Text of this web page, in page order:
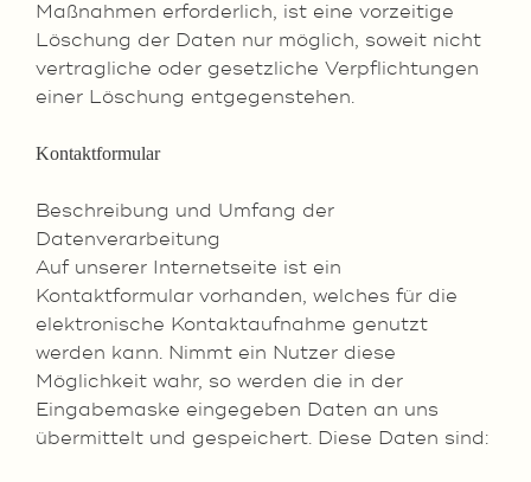
Maßnahmen erforderlich, ist eine vorzeitige
Löschung der Daten nur möglich, soweit nicht
vertragliche oder gesetzliche Verpflichtungen
einer Löschung entgegenstehen.
Kontaktformular
Beschreibung und Umfang der
Datenverarbeitung
Auf unserer Internetseite ist ein
Kontaktformular vorhanden, welches für die
elektronische Kontaktaufnahme genutzt
werden kann. Nimmt ein Nutzer diese
Möglichkeit wahr, so werden die in der
Eingabemaske eingegeben Daten an uns
übermittelt und gespeichert. Diese Daten sind: